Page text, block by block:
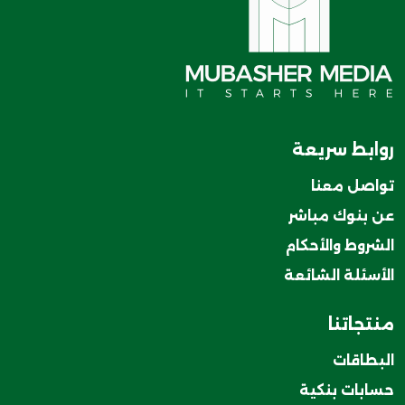
روابط سريعة
تواصل معنا
عن بنوك مباشر
الشروط والأحكام
الأسئلة الشائعة
منتجاتنا
البطاقات
حسابات بنكية